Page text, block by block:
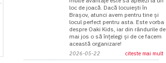
loc de joacă. Dacă locuiești în
Brașov, atunci avem pentru tine și
locul perfect pentru asta. Este vorba
despre Oaki Kids, iar din rândurile de
mai jos o să înțelegi și de ce facem
această organizare!
2026-05-22 citeste mai mult